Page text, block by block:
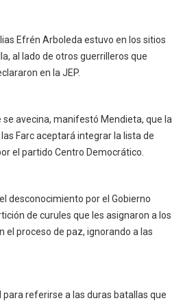
Efrén Arboleda estuvo en los sitios
al lado de otros guerrilleros que
en la JEP.
se avecina, manifestó Mendieta, que la
Farc aceptará integrar la lista de
el partido Centro Democrático.
desconocimiento por el Gobierno
de curules que les asignaron a los
el proceso de paz, ignorando a las
referirse a las duras batallas que